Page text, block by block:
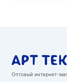
Оптовый интернет-